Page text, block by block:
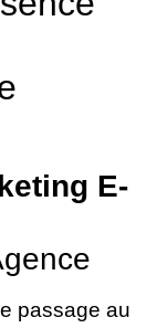
E-
passage au